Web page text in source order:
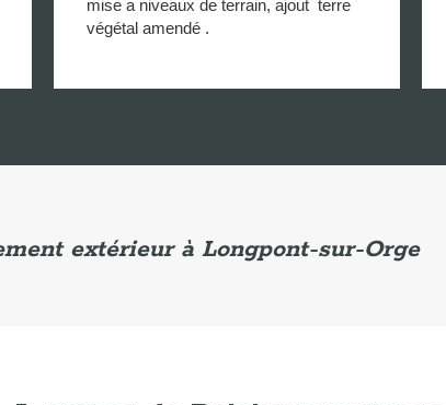
mise a niveaux de terrain, ajout terre
végétal amendé .
extérieur à Longpont-sur-Orge